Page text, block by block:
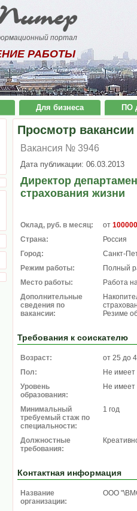
портал
РАБОТЫ
Для бизнеса ПО
Просмотр вакансии
Вакансия № 3946
Дата публикации: 06.03.2013
Директор
страхования жизни
Оклад, руб. в месяц: от 100000
Страна:
Россия
Город:
Санкт-
Режим работы:
Полный
Место работы:
Работа
Дополнительные
сведения по
вакансии:
Резиме
Требования к соискателю
Возраст:
от 25 до
Пол:
Не имеет
Уровень
образования:
Не имеет
Минимальный
требуемый стаж по
специальности:
1 год
Должностные
требования:
Контактная информация
Название
организации:
ООО